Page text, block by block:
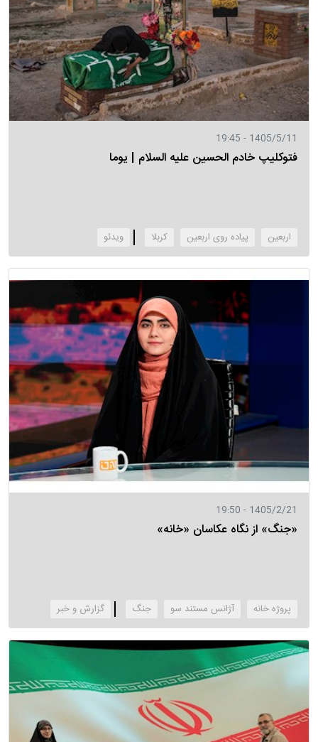
1405/5/11 - 19:45
فتوکلیپ خادم الحسین علیه السلام | یوما
اربعین پیاده روی اربعین کربلا ‌ویدئو
1405/2/21 - 19:50
«جنگ» از نگاه عکاسان «خانه»
پروژه خانه آژانس مستند سو جنگ ‌گزارش و خبر